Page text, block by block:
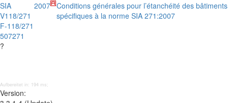
SIA
V118/271
F-118/271
507271
?
2007 Conditions générales pour l’étanchéité des
spécifiques à la norme SIA 271:2007
Aufbereitet in: 194 ms;
Version: